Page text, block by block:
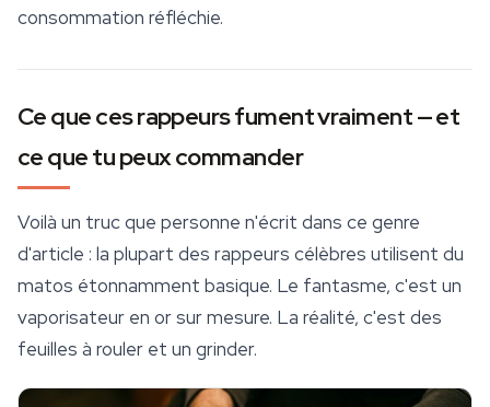
consommation réfléchie.
Ce que ces rappeurs fument vraiment — et
ce que tu peux commander
Voilà un truc que personne n'écrit dans ce genre
d'article : la plupart des rappeurs célèbres utilisent du
matos étonnamment basique. Le fantasme, c'est un
vaporisateur en or sur mesure. La réalité, c'est des
feuilles à rouler et un grinder.